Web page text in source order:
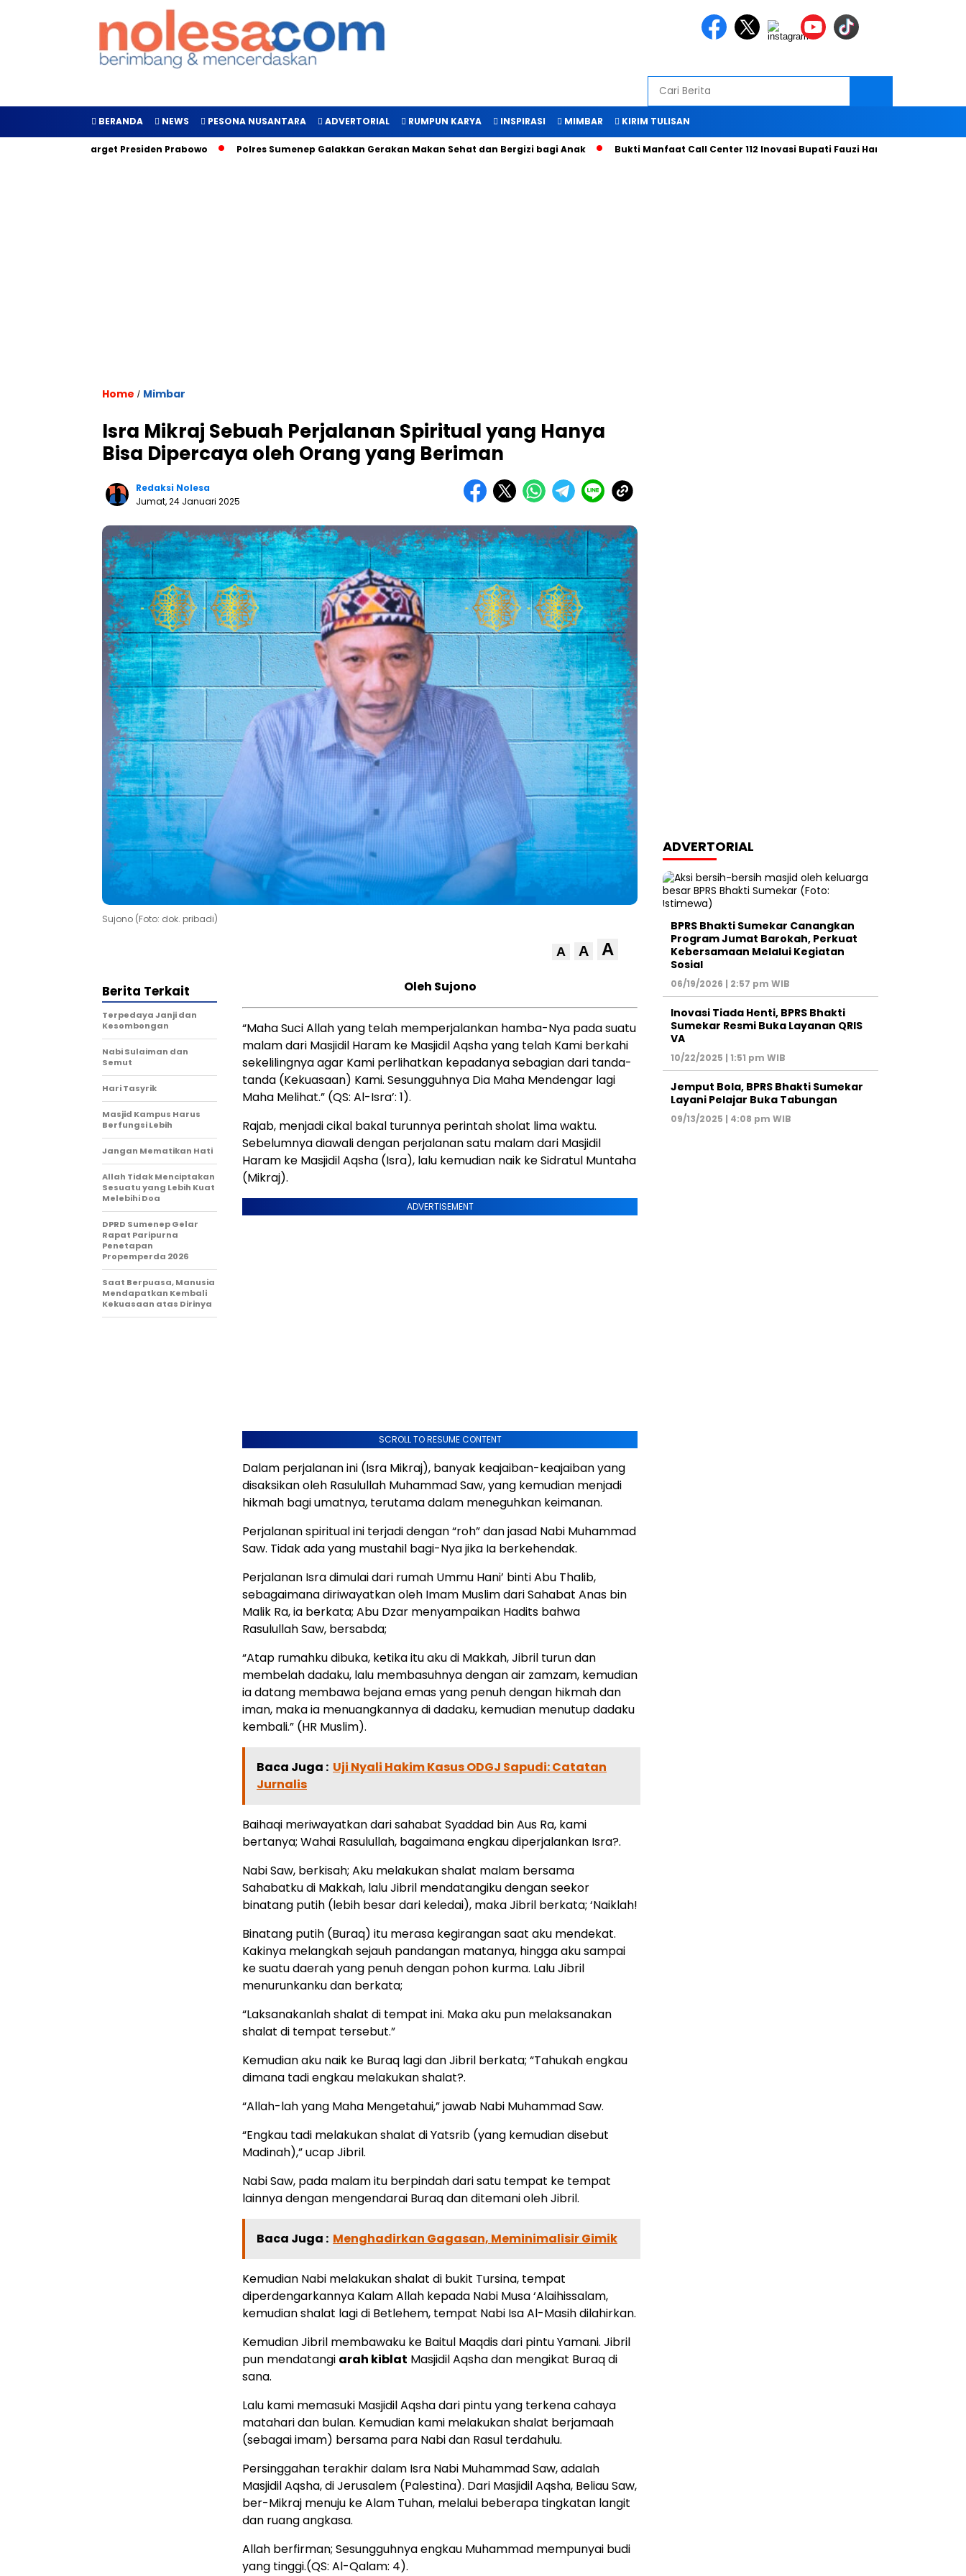
BERANDA NEWS PESONA NUSANTARA ADVERTORIAL RUMPUN KARYA INSPIRASI MIMBAR KIRIM TULISAN
Inilah Target Presiden Prabowo Polres Sumenep Galakkan Gerakan Makan Sehat dan Bergizi bagi Anak Bukti Manfaat Call Center 112 Inovasi Bupati Fauzi Hari ini
Home / Mimbar
Isra Mikraj Sebuah Perjalanan Spiritual yang Hanya
Bisa Dipercaya oleh Orang yang Beriman
Redaksi Nolesa
Jumat, 24 Januari 2025
Sujono (Foto: dok. pribadi)
A A A
Oleh Sujono
“Maha Suci Allah yang telah memperjalankan hamba-Nya pada suatu
malam dari Masjidil Haram ke Masjidil Aqsha yang telah Kami berkahi
sekelilingnya agar Kami perlihatkan kepadanya sebagian dari tanda-
tanda (Kekuasaan) Kami. Sesungguhnya Dia Maha Mendengar lagi
Maha Melihat.” (QS: Al-Isra’: 1).
Rajab, menjadi cikal bakal turunnya perintah sholat lima waktu.
Sebelumnya diawali dengan perjalanan satu malam dari Masjidil
Haram ke Masjidil Aqsha (Isra), lalu kemudian naik ke Sidratul Muntaha
(Mikraj).
ADVERTISEMENT
SCROLL TO RESUME CONTENT
Dalam perjalanan ini (Isra Mikraj), banyak keajaiban-keajaiban yang
disaksikan oleh Rasulullah Muhammad Saw, yang kemudian menjadi
hikmah bagi umatnya, terutama dalam meneguhkan keimanan.
Perjalanan spiritual ini terjadi dengan “roh” dan jasad Nabi Muhammad
Saw. Tidak ada yang mustahil bagi-Nya jika Ia berkehendak.
Perjalanan Isra dimulai dari rumah Ummu Hani’ binti Abu Thalib,
sebagaimana diriwayatkan oleh Imam Muslim dari Sahabat Anas bin
Malik Ra, ia berkata; Abu Dzar menyampaikan Hadits bahwa
Rasulullah Saw, bersabda;
“Atap rumahku dibuka, ketika itu aku di Makkah, Jibril turun dan
membelah dadaku, lalu membasuhnya dengan air zamzam, kemudian
ia datang membawa bejana emas yang penuh dengan hikmah dan
iman, maka ia menuangkannya di dadaku, kemudian menutup dadaku
kembali.” (HR Muslim).
Baca Juga : Uji Nyali Hakim Kasus ODGJ Sapudi: Catatan
Jurnalis
Baihaqi meriwayatkan dari sahabat Syaddad bin Aus Ra, kami
bertanya; Wahai Rasulullah, bagaimana engkau diperjalankan Isra?.
Nabi Saw, berkisah; Aku melakukan shalat malam bersama
Sahabatku di Makkah, lalu Jibril mendatangiku dengan seekor
binatang putih (lebih besar dari keledai), maka Jibril berkata; ‘Naiklah!
Binatang putih (Buraq) itu merasa kegirangan saat aku mendekat.
Kakinya melangkah sejauh pandangan matanya, hingga aku sampai
ke suatu daerah yang penuh dengan pohon kurma. Lalu Jibril
menurunkanku dan berkata;
“Laksanakanlah shalat di tempat ini. Maka aku pun melaksanakan
shalat di tempat tersebut.”
Kemudian aku naik ke Buraq lagi dan Jibril berkata; “Tahukah engkau
dimana tadi engkau melakukan shalat?.
“Allah-lah yang Maha Mengetahui,” jawab Nabi Muhammad Saw.
“Engkau tadi melakukan shalat di Yatsrib (yang kemudian disebut
Madinah),” ucap Jibril.
Nabi Saw, pada malam itu berpindah dari satu tempat ke tempat
lainnya dengan mengendarai Buraq dan ditemani oleh Jibril.
Baca Juga : Menghadirkan Gagasan, Meminimalisir Gimik
Kemudian Nabi melakukan shalat di bukit Tursina, tempat
diperdengarkannya Kalam Allah kepada Nabi Musa ‘Alaihissalam,
kemudian shalat lagi di Betlehem, tempat Nabi Isa Al-Masih dilahirkan.
Kemudian Jibril membawaku ke Baitul Maqdis dari pintu Yamani. Jibril
pun mendatangi arah kiblat Masjidil Aqsha dan mengikat Buraq di
sana.
Lalu kami memasuki Masjidil Aqsha dari pintu yang terkena cahaya
matahari dan bulan. Kemudian kami melakukan shalat berjamaah
(sebagai imam) bersama para Nabi dan Rasul terdahulu.
Persinggahan terakhir dalam Isra Nabi Muhammad Saw, adalah
Masjidil Aqsha, di Jerusalem (Palestina). Dari Masjidil Aqsha, Beliau Saw,
ber-Mikraj menuju ke Alam Tuhan, melalui beberapa tingkatan langit
dan ruang angkasa.
Allah berfirman; Sesungguhnya engkau Muhammad mempunyai budi
yang tinggi.(QS: Al-Qalam: 4).
Berita Terkait
Terpedaya Janji dan
Kesombongan
Nabi Sulaiman dan
Semut
Hari Tasyrik
Masjid Kampus Harus
Berfungsi Lebih
Jangan Mematikan Hati
Allah Tidak Menciptakan
Sesuatu yang Lebih Kuat
Melebihi Doa
DPRD Sumenep Gelar
Rapat Paripurna
Penetapan
Propemperda 2026
Saat Berpuasa, Manusia
Mendapatkan Kembali
Kekuasaan atas Dirinya
ADVERTORIAL
BPRS Bhakti Sumekar Canangkan
Program Jumat Barokah, Perkuat
Kebersamaan Melalui Kegiatan
Sosial
06/19/2026 | 2:57 pm WIB
Inovasi Tiada Henti, BPRS Bhakti
Sumekar Resmi Buka Layanan QRIS
VA
10/22/2025 | 1:51 pm WIB
Jemput Bola, BPRS Bhakti Sumekar
Layani Pelajar Buka Tabungan
09/13/2025 | 4:08 pm WIB